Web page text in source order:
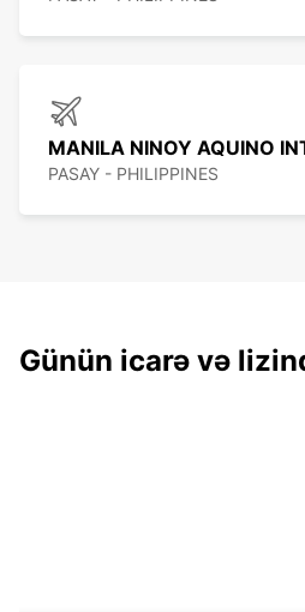
MANILA NINOY AQUINO
PASAY - PHILIPPINES
Günün icarə və